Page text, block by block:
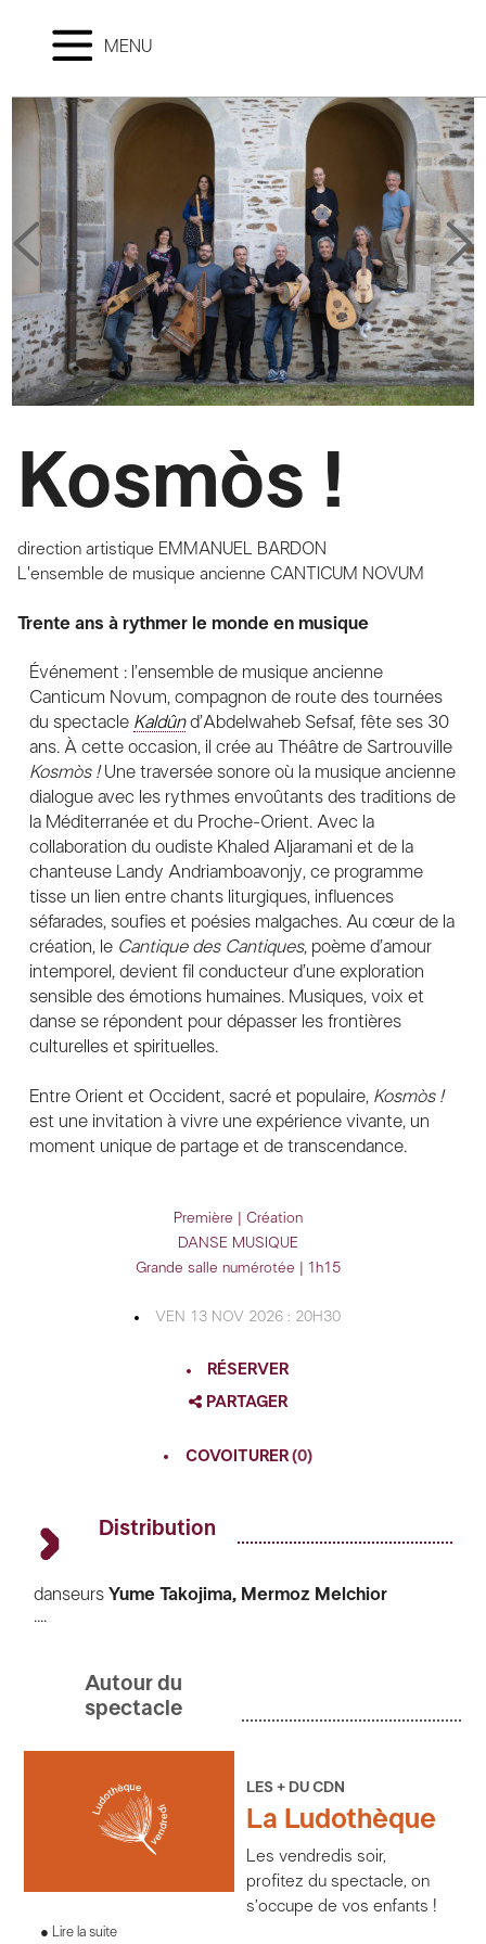
MENU
Kosmòs !
direction artistique EMMANUEL BARDON
L'ensemble de musique ancienne CANTICUM NOVUM
Trente ans à rythmer le monde en musique
Événement : l’ensemble de musique ancienne
Canticum Novum, compagnon de route des tournées
du spectacle Kaldûn d’Abdelwaheb Sefsaf, fête ses 30
ans. À cette occasion, il crée au Théâtre de Sartrouville
Kosmòs !Une traversée sonore où la musique ancienne
dialogue avec les rythmes envoûtants des traditions de
la Méditerranée et du Proche-Orient. Avec la
collaboration du oudiste Khaled Aljaramani et de la
chanteuse Landy Andriamboavonjy, ce programme
tisse un lien entre chants liturgiques, influences
séfarades, soufies et poésies malgaches. Au cœur de la
création, le Cantique des Cantiques, poème d’amour
intemporel, devient fil conducteur d’une exploration
sensible des émotions humaines. Musiques, voix et
danse se répondent pour dépasser les frontières
culturelles et spirituelles.
Entre Orient et Occident, sacré et populaire, Kosmòs !
est une invitation à vivre une expérience vivante, un
moment unique de partage et de transcendance.
Première | Création
DANSE MUSIQUE
Grande salle numérotée | 1h15
VEN 13 NOV 2026 : 20H30
RÉSERVER
PARTAGER
COVOITURER(0)
Distribution
danseursYume Takojima, Mermoz Melchior
harpe, chant et danse
nyckelharpa et fidula Aliocha Regnard
Bayan Rida
kanun et chantSpyrosHalaris
....
Autour du
spectacle
LES + DU CDN
La Ludothèque
Les vendredis soir,
profitez du spectacle, on
s’occupe de vos enfants !
Lire la suite